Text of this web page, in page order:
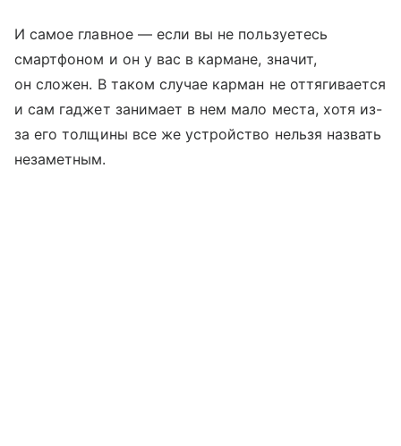
И самое главное — если вы не пользуетесь
смартфоном и он у вас в кармане, значит,
он сложен. В таком случае карман не оттягивается
и сам гаджет занимает в нем мало места, хотя из-
за его толщины все же устройство нельзя назвать
незаметным.